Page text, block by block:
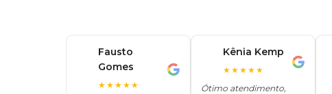
Fausto
Gomes
★★★★★
Kênia Kemp
★★★★★
Ótimo atendimento,